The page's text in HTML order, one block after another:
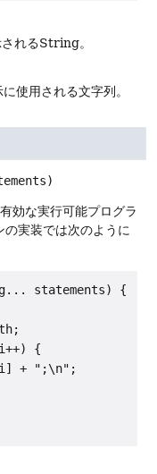
れるString。
使用される文字列。
効な実行可能プログラ
実装では次のように
statements) {
{
+ ";\n";